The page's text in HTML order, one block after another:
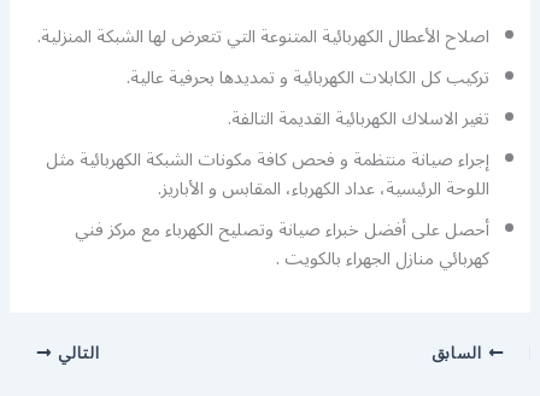
اصلاح الأعطال الكهربائية المتنوعة التي تتعرض لها الشبكة المنزلية.
تركيب كل الكابلات الكهربائية و تمديدها بحرفية عالية.
تغير الاسلاك الكهربائية القديمة التالفة.
إجراء صيانة منتظمة و فحص كافة مكونات الشبكة الكهربائية مثل
اللوحة الرئيسية، عداد الكهرباء، المقابس و الأباريز.
أحصل على أفضل خبراء صيانة وتصليح الكهرباء مع مركز فني
كهربائي منازل الجهراء بالكويت .
السابق التالي